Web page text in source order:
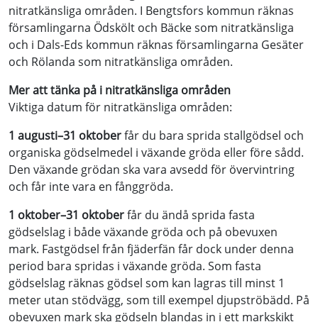
nitratkänsliga områden. I Bengtsfors kommun räknas
församlingarna Ödskölt och Bäcke som nitratkänsliga
och i Dals-Eds kommun räknas församlingarna Gesäter
och Rölanda som nitratkänsliga områden.
Mer att tänka på i nitratkänsliga områden
Viktiga datum för nitratkänsliga områden:
1 augusti–31 oktoberfår du bara sprida stallgödsel och
organiska gödselmedel i växande gröda eller före sådd.
Den växande grödan ska vara avsedd för övervintring
och får inte vara en fånggröda.
1 oktober–31 oktoberfår du ändå sprida fasta
gödselslag i både växande gröda och på obevuxen
mark. Fastgödsel från fjäderfän får dock under denna
period bara spridas i växande gröda. Som fasta
gödselslag räknas gödsel som kan lagras till minst 1
meter utan stödvägg, som till exempel djupströbädd. På
obevuxen mark ska gödseln blandas in i ett markskikt